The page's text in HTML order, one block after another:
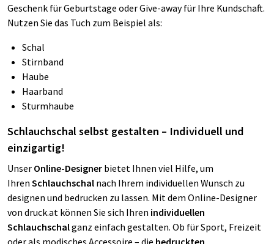
Geschenk für Geburtstage oder Give-away für Ihre Kundschaft.
Nutzen Sie das Tuch zum Beispiel als:
Schal
Stirnband
Haube
Haarband
Sturmhaube
Schlauchschal selbst gestalten – Individuell und
einzigartig!
Unser Online-Designer bietet Ihnen viel Hilfe, um
Ihren Schlauchschal nach Ihrem individuellen Wunsch zu
designen und bedrucken zu lassen. Mit dem Online-Designer
von druck.at können Sie sich Ihren individuellen
Schlauchschalganz einfach gestalten. Ob für Sport, Freizeit
oder als modisches Accessoire – die bedruckten